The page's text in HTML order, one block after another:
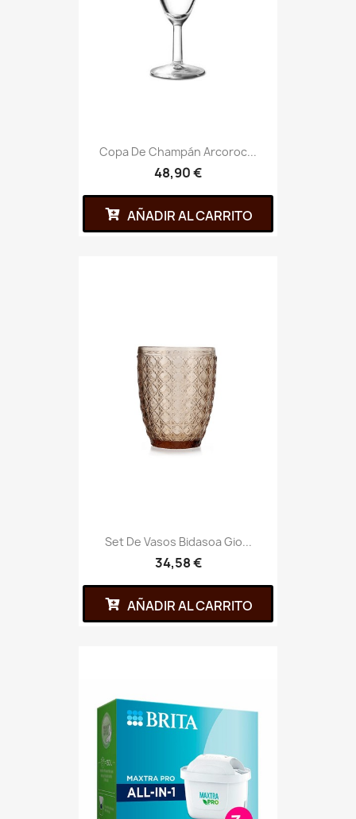
Copa De Champán Arcoroc...
48,90 €
AÑADIR AL CARRITO
Set De Vasos Bidasoa Gio...
34,58 €
AÑADIR AL CARRITO